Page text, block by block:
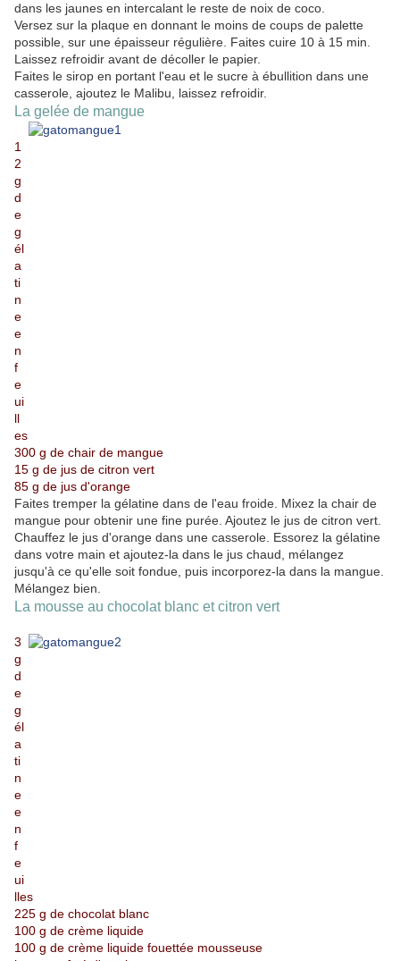
dans les jaunes en intercalant le reste de noix de coco.
Versez sur la plaque en donnant le moins de coups de palette
possible, sur une épaisseur régulière. Faites cuire 10 à 15 min.
Laissez refroidir avant de décoller le papier.
Faites le sirop en portant l'eau et le sucre à ébullition dans une
casserole, ajoutez le Malibu, laissez refroidir.
La gelée de mangue
1
2
g
d
e
g
él
a
ti
n
e
e
n
f
e
ui
ll
es
300 g de chair de mangue
15 g de jus de citron vert
85 g de jus d'orange
Faites tremper la gélatine dans de l'eau froide. Mixez la chair de
mangue pour obtenir une fine purée. Ajoutez le jus de citron vert.
Chauffez le jus d'orange dans une casserole. Essorez la gélatine
dans votre main et ajoutez-la dans le jus chaud, mélangez
jusqu'à ce qu'elle soit fondue, puis incorporez-la dans la mangue.
Mélangez bien.
La mousse au chocolat blanc et citron vert
3
g
d
e
g
él
a
ti
n
e
e
n
f
e
ui
lles
225 g de chocolat blanc
100 g de crème liquide
100 g de crème liquide fouettée mousseuse